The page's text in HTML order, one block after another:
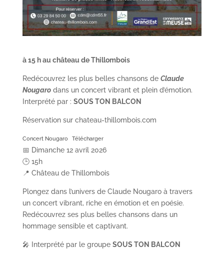
à 15 h au château de Thillombois
Redécouvrez les plus belles chansons de Claude
Nougarodans un concert vibrant et plein d’émotion.
Interprété par : SOUS TON BALCON
Réservation sur chateau-thillombois.com
Concert Nougaro Télécharger
📅 Dimanche 12 avril 2026
🕒 15h
📍 Château de Thillombois
Plongez dans l’univers de Claude Nougaro à travers
un concert vibrant, riche en émotion et en poésie.
Redécouvrez ses plus belles chansons dans un
hommage sensible et captivant.
🎤 Interprété par le groupe SOUS TON BALCON